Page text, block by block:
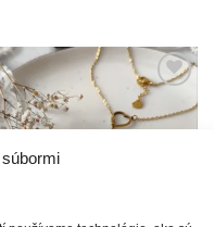
Túto
krasotinku
si prosím